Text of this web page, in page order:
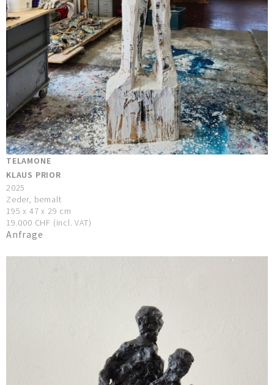
TELAMONE
KLAUS PRIOR
2025
Zeder, bemalt
195 x 47 x 29 cm
19.000 CHF (incl. VAT)
Anfrage